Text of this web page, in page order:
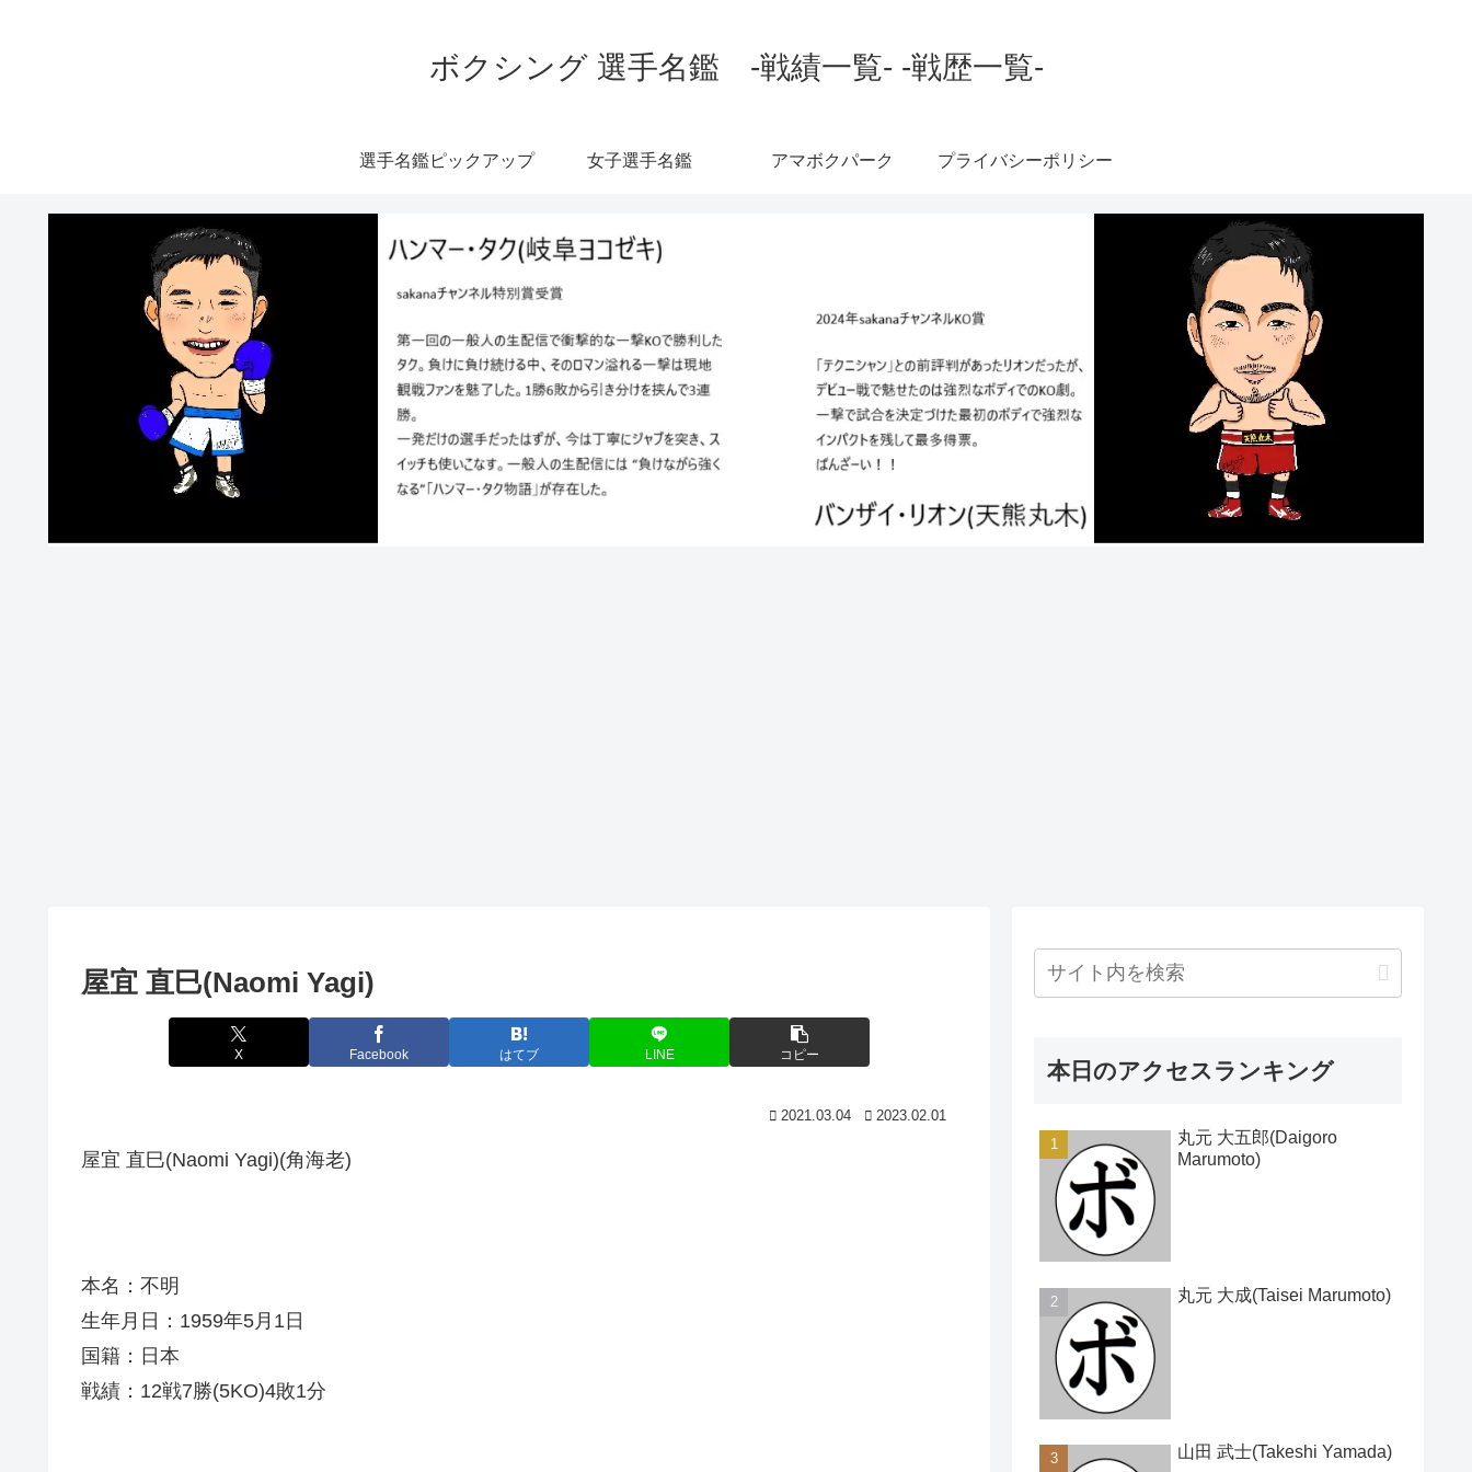
ボクシング 選手名鑑 -戦績一覧- -戦歴一覧-
選手名鑑ピックアップ 女子選手名鑑 アマボクパーク プライバシーポリシー
屋宜 直巳(Naomi Yagi)
X Facebook はてブ LINE コピー
2021.03.04 2023.02.01
屋宜 直巳(Naomi Yagi)(角海老)
本名：不明
生年月日：1959年5月1日
国籍：日本
戦績：12戦7勝(5KO)4敗1分
本日のアクセスランキング
丸元 大五郎(Daigoro
Marumoto)
丸元 大成(Taisei Marumoto)
山田 武士(Takeshi Yamada)